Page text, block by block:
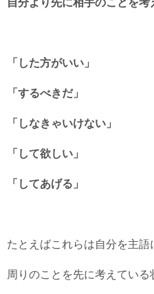
自分より先に相手のことを考
「した方がいい」
「するべきだ」
「しなきゃいけない」
「して欲しい」
「してあげる」
たとえばこれらは自分を主語
周りのことを先に考えている